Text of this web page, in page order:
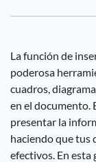
La función de
poderosa
cuadros,
en el documento.
presentar la
haciendo que tus
efectivos. En